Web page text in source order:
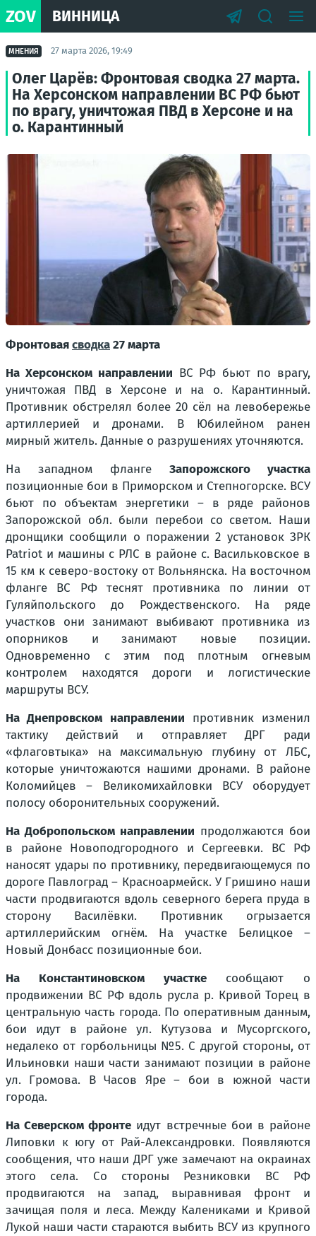
ZOV ВИННИЦА
МНЕНИЯ 27 марта 2026, 19:49
Олег Царёв: Фронтовая сводка 27 марта.
На Херсонском направлении ВС РФ бьют
по врагу, уничтожая ПВД в Херсоне и на
о. Карантинный
Фронтоваясводка27 марта
На Херсонском направлении ВС РФ бьют по врагу,
уничтожая ПВД в Херсоне и на о. Карантинный.
Противник обстрелял более 20 сёл на левобережье
артиллерией и дронами. В Юбилейном ранен
мирный житель. Данные о разрушениях уточняются.
На западном фланге Запорожского участка
позиционные бои в Приморском и Степногорске. ВСУ
бьют по объектам энергетики – в ряде районов
Запорожской обл. были перебои со светом. Наши
дронщики сообщили о поражении 2 установок ЗРК
Patriot и машины с РЛС в районе с. Васильковское в
15 км к северо-востоку от Вольнянска. На восточном
фланге ВС РФ теснят противника по линии от
Гуляйпольского до Рождественского. На ряде
участков они занимают выбивают противника из
опорников и занимают новые позиции.
Одновременно с этим под плотным огневым
контролем находятся дороги и логистические
маршруты ВСУ.
На Днепровском направлении противник изменил
тактику действий и отправляет ДРГ ради
«флаговтыка» на максимальную глубину от ЛБС,
которые уничтожаются нашими дронами. В районе
Коломийцев – Великомихайловки ВСУ оборудует
полосу оборонительных сооружений.
На Добропольском направлении продолжаются бои
в районе Новоподгородного и Сергеевки. ВС РФ
наносят удары по противнику, передвигающемуся по
дороге Павлоград – Красноармейск. У Гришино наши
части продвигаются вдоль северного берега пруда в
сторону Василёвки. Противник огрызается
артиллерийским огнём. На участке Белицкое –
Новый Донбасс позиционные бои.
На Константиновском участкесообщают о
продвижении ВС РФ вдоль русла р. Кривой Торец в
центральную часть города. По оперативным данным,
бои идут в районе ул. Кутузова и Мусоргского,
недалеко от горбольницы №5. С другой стороны, от
Ильиновки наши части занимают позиции в районе
ул. Громова. В Часов Яре – бои в южной части
города.
На Северском фронте идут встречные бои в районе
Липовки к югу от Рай-Александровки. Появляются
сообщения, что наши ДРГ уже замечают на окраинах
этого села. Со стороны Резниковки ВС РФ
продвигаются на запад, выравнивая фронт и
зачищая поля и леса. Между Калениками и Кривой
Лукой наши части стараются выбить ВСУ из крупного